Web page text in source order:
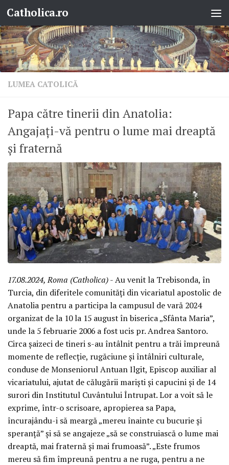
Skip to content
Catholica.ro
LUMEA CATOLICĂ
Papa către tinerii din Anatolia:
Angajați-vă pentru o lume mai dreaptă
și fraternă
17.08.2024, Roma (Catholica)- Au venit la Trebisonda, în
Turcia, din diferitele comunități din vicariatul apostolic de
Anatolia pentru a participa la campusul de vară 2024
organizat de la 10 la 15 august în biserica „Sfânta Maria”,
unde la 5 februarie 2006 a fost ucis pr. Andrea Santoro.
Circa șaizeci de tineri s-au întâlnit pentru a trăi împreună
momente de reflecție, rugăciune și întâlniri culturale,
conduse de Monseniorul Antuan Ilgit, Episcop auxiliar al
vicariatului, ajutat de călugării mariști și capucini și de 14
surori din Institutul Cuvântului Întrupat. Lor a voit să le
exprime, într-o scrisoare, apropierea sa Papa,
încurajându-i să meargă „mereu înainte cu bucurie și
speranță” și să se angajeze „să se construiască o lume mai
dreaptă, mai fraternă și mai frumoasă”. „Este frumos
mereu să fim împreună pentru a ne ruga, pentru a ne